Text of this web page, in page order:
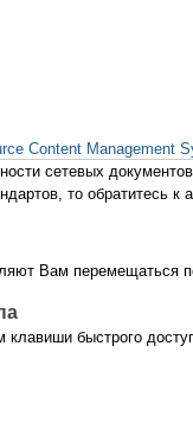
Content Management
сетевых
то обратитесь к
Вам перемещаться
клавиши быстрого